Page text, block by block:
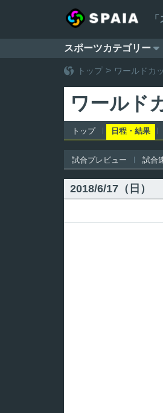
スポーツカテゴリー 
トップ ワールドカ
ワールド
トップ 日程・結果
試合プレビュー 試合
2018/6/17（日）